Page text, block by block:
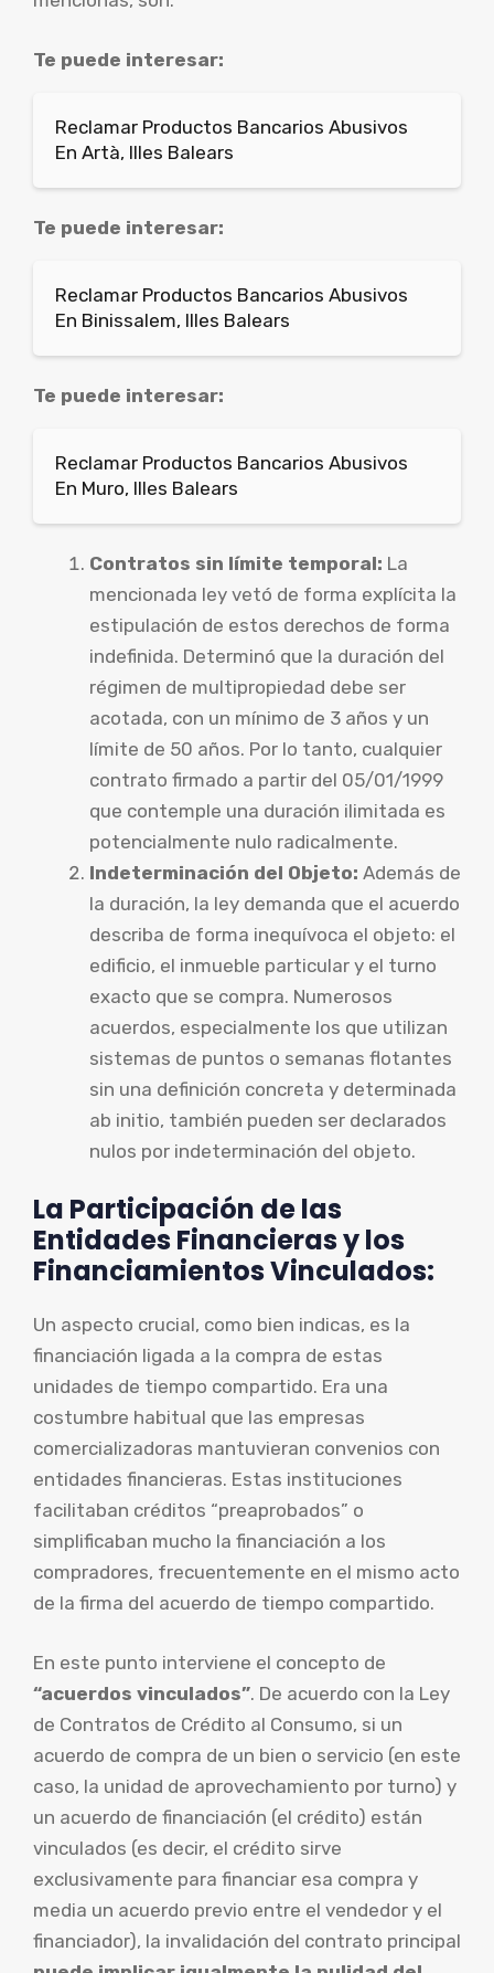
Te puede interesar:
Reclamar Productos Bancarios Abusivos
En Artà, Illes Balears
Te puede interesar:
Reclamar Productos Bancarios Abusivos
En Binissalem, Illes Balears
Te puede interesar:
Reclamar Productos Bancarios Abusivos
En Muro, Illes Balears
Contratos sin límite temporal: La
mencionada ley vetó de forma explícita la
estipulación de estos derechos de forma
indefinida. Determinó que la duración del
régimen de multipropiedad debe ser
acotada, con un mínimo de 3 años y un
límite de 50 años. Por lo tanto, cualquier
contrato firmado a partir del 05/01/1999
que contemple una duración ilimitada es
potencialmente nulo radicalmente.
Indeterminación del Objeto: Además de
la duración, la ley demanda que el acuerdo
describa de forma inequívoca el objeto: el
edificio, el inmueble particular y el turno
exacto que se compra. Numerosos
acuerdos, especialmente los que utilizan
sistemas de puntos o semanas flotantes
sin una definición concreta y determinada
ab initio, también pueden ser declarados
nulos por indeterminación del objeto.
La Participación de las
Entidades Financieras y los
Financiamientos Vinculados:
Un aspecto crucial, como bien indicas, es la
financiación ligada a la compra de estas
unidades de tiempo compartido. Era una
costumbre habitual que las empresas
comercializadoras mantuvieran convenios con
entidades financieras. Estas instituciones
facilitaban créditos “preaprobados” o
simplificaban mucho la financiación a los
compradores, frecuentemente en el mismo acto
de la firma del acuerdo de tiempo compartido.
En este punto interviene el concepto de
“acuerdos vinculados”. De acuerdo con la Ley
de Contratos de Crédito al Consumo, si un
acuerdo de compra de un bien o servicio (en este
caso, la unidad de aprovechamiento por turno) y
un acuerdo de financiación (el crédito) están
vinculados (es decir, el crédito sirve
exclusivamente para financiar esa compra y
media un acuerdo previo entre el vendedor y el
financiador), la invalidación del contrato principal